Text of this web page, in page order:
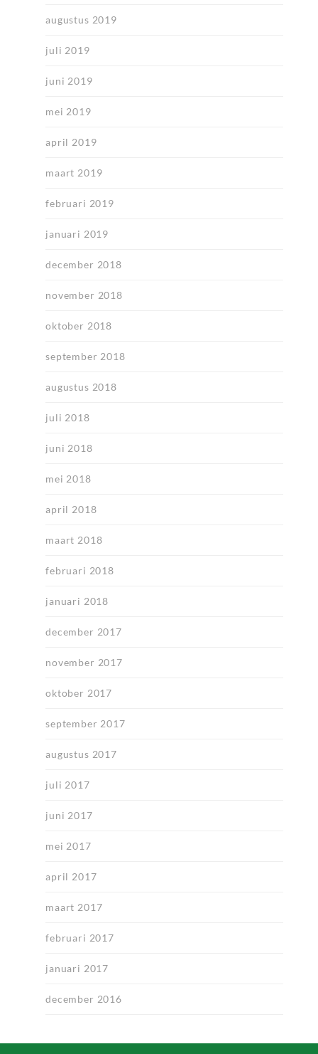
augustus 2019
juli 2019
juni 2019
mei 2019
april 2019
maart 2019
februari 2019
januari 2019
december 2018
november 2018
oktober 2018
september 2018
augustus 2018
juli 2018
juni 2018
mei 2018
april 2018
maart 2018
februari 2018
januari 2018
december 2017
november 2017
oktober 2017
september 2017
augustus 2017
juli 2017
juni 2017
mei 2017
april 2017
maart 2017
februari 2017
januari 2017
december 2016